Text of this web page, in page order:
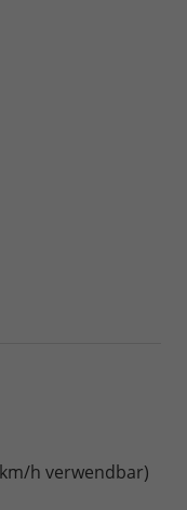
h verwendbar)